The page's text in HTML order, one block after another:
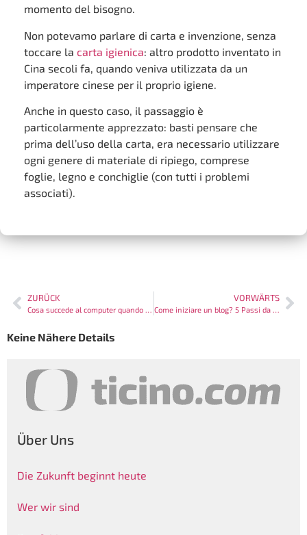
momento del bisogno.
Non potevamo parlare di carta e invenzione, senza
toccare la carta igienica: altro prodotto inventato in
Cina secoli fa, quando veniva utilizzata da un
imperatore cinese per il proprio igiene.
Anche in questo caso, il passaggio è
particolarmente apprezzato: basti pensare che
prima dell’uso della carta, era necessario utilizzare
ogni genere di materiale di ripiego, comprese
foglie, legno e conchiglie (con tutti i problemi
associati).
ZURÜCK VORWÄRTS
Keine Nähere Details
Über Uns
Die Zukunft beginnt heute
Wer wir sind